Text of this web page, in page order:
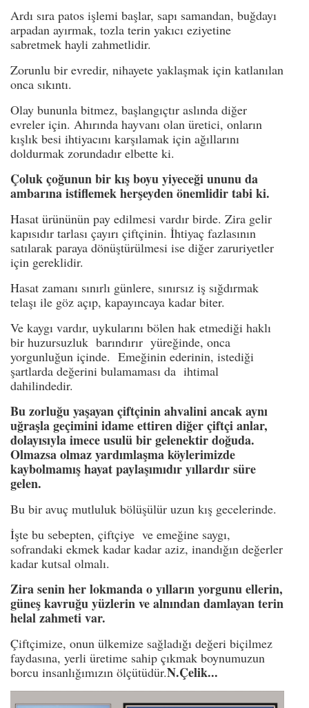
Ardı sıra patos işlemi başlar, sapı samandan, buğdayı
arpadan ayırmak, tozla terin yakıcı eziyetine
sabretmek hayli zahmetlidir.
Zorunlu bir evredir, nihayete yaklaşmak için katlanılan
onca sıkıntı.
Olay bununla bitmez, başlangıçtır aslında diğer
evreler için. Ahırında hayvanı olan üretici, onların
kışlık besi ihtiyacını karşılamak için ağıllarını
doldurmak zorundadır elbette ki.
Çoluk çoğunun bir kış boyu yiyeceği ununu da
ambarına istiflemek herşeyden önemlidir tabi ki.
Hasat ürününün pay edilmesi vardır birde. Zira gelir
kapısıdır tarlası çayırı çiftçinin. İhtiyaç fazlasının
satılarak paraya dönüştürülmesi ise diğer zaruriyetler
için gereklidir.
Hasat zamanı sınırlı günlere, sınırsız iş sığdırmak
telaşı ile göz açıp, kapayıncaya kadar biter.
Ve kaygı vardır, uykularını bölen hak etmediği haklı
bir huzursuzluk barındırır yüreğinde, onca
yorgunluğun içinde. Emeğinin ederinin, istediği
şartlarda değerini bulamaması da ihtimal
dahilindedir.
Bu zorluğu yaşayan çiftçinin ahvalini ancak aynı
uğraşla geçimini idame ettiren diğer çiftçi anlar,
dolayısıyla imece usulü bir gelenektir doğuda.
Olmazsa olmaz yardımlaşma köylerimizde
kaybolmamış hayat paylaşımıdır yıllardır süre
gelen.
Bu bir avuç mutluluk bölüşülür uzun kış gecelerinde.
İşte bu sebepten, çiftçiye ve emeğine saygı,
sofrandaki ekmek kadar kadar aziz, inandığın değerler
kadar kutsal olmalı.
Zira senin her lokmanda o yılların yorgunu ellerin,
güneş kavruğu yüzlerin ve alnından damlayan terin
helal zahmeti var.
Çiftçimize, onun ülkemize sağladığı değeri biçilmez
faydasına, yerli üretime sahip çıkmak boynumuzun
borcu insanlığımızın ölçütüdür.N.Çelik...